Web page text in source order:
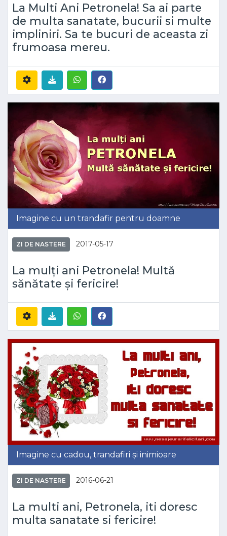
La Multi Ani Petronela! Sa ai parte
de multa sanatate, bucurii si multe
impliniri. Sa te bucuri de aceasta zi
frumoasa mereu.
Imagine cu un trandafir pentru doamne
ZI DE NASTERE 2017-05-17
La mulți ani Petronela! Multă
sănătate și fericire!
Imagine cu cadou, trandafiri și inimioare
ZI DE NASTERE 2016-06-21
La multi ani, Petronela, iti doresc
multa sanatate si fericire!